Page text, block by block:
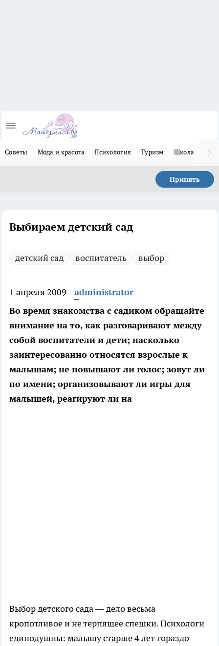
Советы Мода и красота Психология Туризм Школа
Принять
Выбираем детский сад
детский сад воспитатель выбор
1 апреля 2009
administrator
Во время знакомства с садиком обращайте
внимание на то, как разговаривают между
собой воспитатели и дети; насколько
заинтересованно относятся взрослые к
малышам; не повышают ли голос; зовут ли
по имени; организовывают ли игры для
малышей, реагируют ли на
Выбор детского сада — дело весьма
кропотливое и не терпящее спешки. Психологи
единодушны: малышу старше 4 лет гораздо